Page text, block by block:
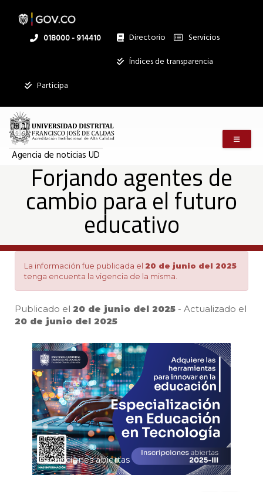
Forjando
agentes
de
cambio
para
futuro
educativo
Agencia
de
noticias
UD
contenido
Linea
018000 - 914410 Directorio
Institucional
Servicios
Índices de transparencia
Participa
Agencia de noticias UD
Forjando agentes de
cambio para el futuro
educativo
La información fue publicada el 20 de junio del 2025
tenga encuenta la vigencia de la misma.
Publicado el 20 de junio del 2025 - Actualizado el
20 de junio del 2025
Inscripciones abiertas